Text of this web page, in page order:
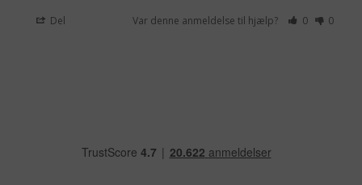
Del Var denne anmeldelse til hjælp? 0 0